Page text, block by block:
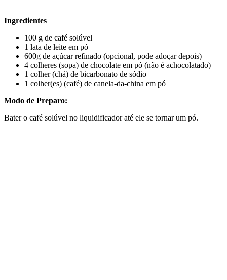
Ingredientes
100 g de café solúvel
1 lata de leite em pó
600g de açúcar refinado (opcional, pode adoçar depois)
4 colheres (sopa) de chocolate em pó (não é achocolatado)
1 colher (chá) de bicarbonato de sódio
1 colher(es) (café) de canela-da-china em pó
Modo de Preparo:
Bater o café solúvel no liquidificador até ele se tornar um pó.